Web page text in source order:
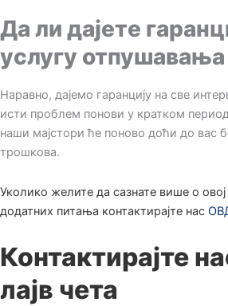
Да ли дајете
услугу
Наравно, дајемо гаранцију на све
исти проблем понови у кратком
наши мајстори ће поново доћи до вас
трошкова.
Уколико желите да сазнате више о
додатних питања контактирајте нас
Контактирајте
лајв чета